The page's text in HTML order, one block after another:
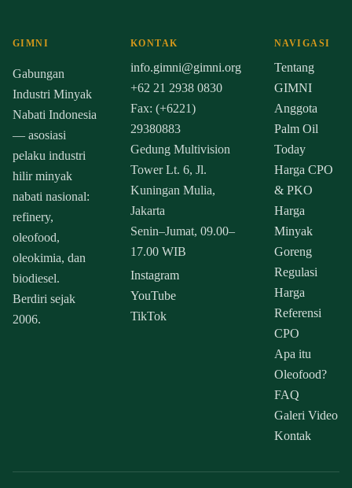
GIMNI
Gabungan
Industri Minyak
Nabati Indonesia
— asosiasi
pelaku industri
hilir minyak
nabati nasional:
refinery,
oleofood,
oleokimia, dan
biodiesel.
Berdiri sejak
2006.
KONTAK
info.gimni@gimni.org
+62 21 2938 0830
Fax: (+6221)
29380883
Gedung Multivision
Tower Lt. 6, Jl.
Kuningan Mulia,
Jakarta
Senin–Jumat, 09.00–
17.00 WIB
Instagram
YouTube
TikTok
NAVIGASI
Tentang
GIMNI
Anggota
Palm Oil
Today
Harga CPO
& PKO
Harga
Minyak
Goreng
Regulasi
Harga
Referensi
CPO
Apa itu
Oleofood?
FAQ
Galeri Video
Kontak